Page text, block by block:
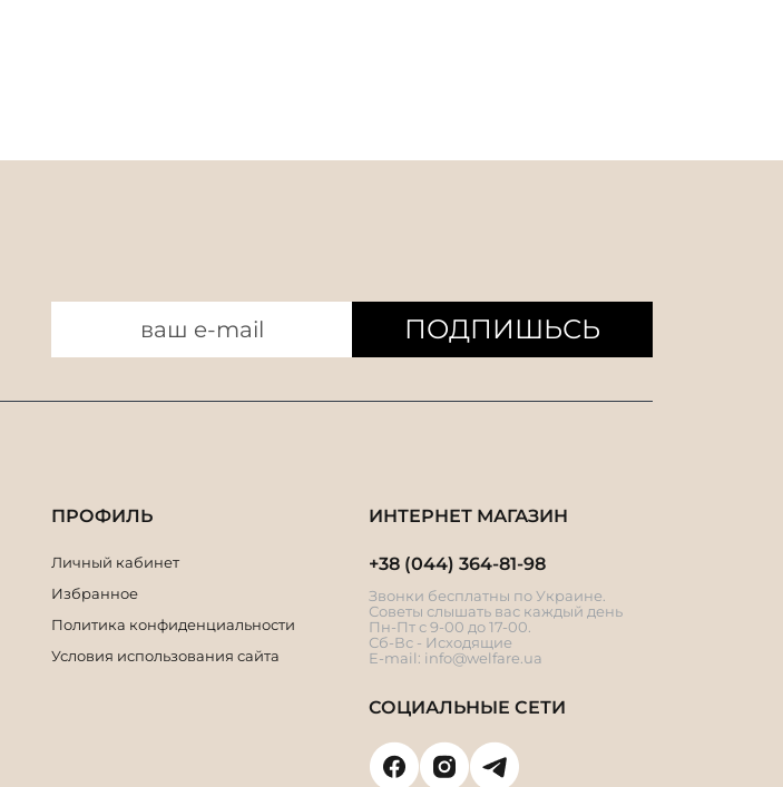
ПОДПИШЬСЬ
ПРОФИЛЬ
Личный кабинет
Избранное
Политика конфиденциальности
Условия использования сайта
ИНТЕРНЕТ МАГАЗИН
+38 (044) 364-81-98
Звонки бесплатны по Украине.
Советы слышать вас каждый день
Пн-Пт с 9-00 до 17-00.
Сб-Вс - Исходящие
E-mail: info@welfare.ua
СОЦИАЛЬНЫЕ СЕТИ